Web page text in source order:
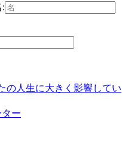
:
の人生に大きく影響してい
ー